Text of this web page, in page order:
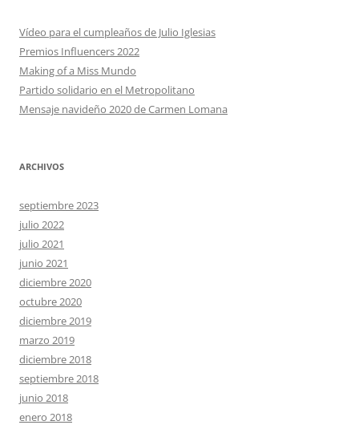
Vídeo para el cumpleaños de Julio Iglesias
Premios Influencers 2022
Making of a Miss Mundo
Partido solidario en el Metropolitano
Mensaje navideño 2020 de Carmen Lomana
ARCHIVOS
septiembre 2023
julio 2022
julio 2021
junio 2021
diciembre 2020
octubre 2020
diciembre 2019
marzo 2019
diciembre 2018
septiembre 2018
junio 2018
enero 2018